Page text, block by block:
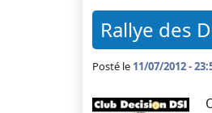
Rallye des
Posté le 11/07/2012 -